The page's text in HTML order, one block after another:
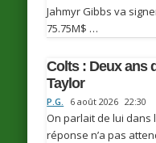
Jahmyr Gibbs va
75.75M$ …
Colts : Deux ans
Taylor
P.G. 6 août 2026 22:30
On parlait de lui dans
réponse n’a pas